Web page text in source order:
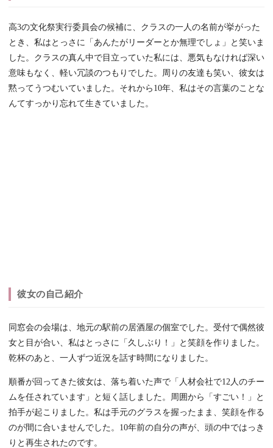
高3の文化祭実行委員会の候補に、クラスの一人の名前が挙がった
とき、私はとっさに「あんたがリーダーとか無理でしょ」と笑いま
した。クラスの真ん中で目立っていた私には、悪気もなければ深い
意味もなく、軽い冗談のつもりでした。周りの友達も笑い、彼女は
黙ってうつむいていました。それから10年、私はその言葉のことな
んてすっかり忘れて生きていました。
彼女の自己紹介
同窓会の会場は、地元の駅前の居酒屋の個室でした。受付で偶然彼
女と目が合い、私はとっさに「久しぶり！」と笑顔を作りました。
乾杯のあと、一人ずつ近況を話す時間になりました。
順番が回ってきた彼女は、落ち着いた声で「人材会社で12人のチー
ムを任されています」と短く話しました。周囲から「すごい！」と
拍手が起こりました。私は手元のグラスを握ったまま、笑顔を作る
のが間に合いませんでした。10年前の自分の声が、頭の中ではっき
りと再生されたのです。